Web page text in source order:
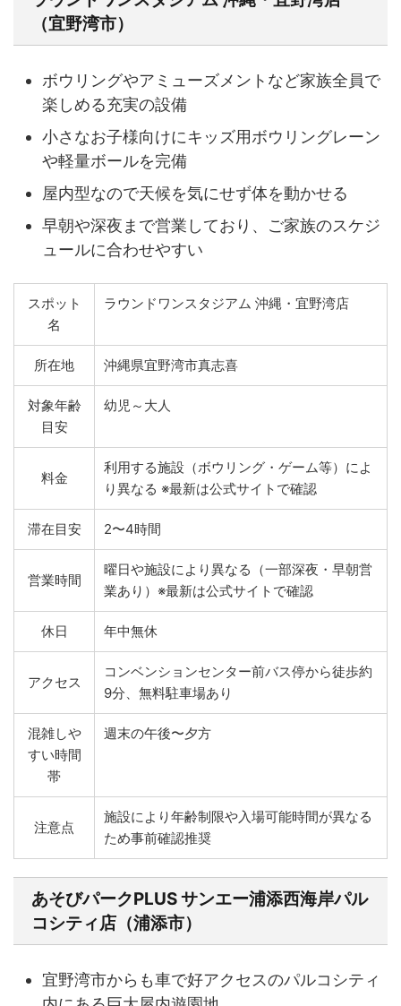
（宜野湾市）
ボウリングやアミューズメントなど家族全員で
楽しめる充実の設備
小さなお子様向けにキッズ用ボウリングレーン
や軽量ボールを完備
屋内型なので天候を気にせず体を動かせる
早朝や深夜まで営業しており、ご家族のスケジ
ュールに合わせやすい
スポット
名
ラウンドワンスタジアム 沖縄・宜野湾店
所在地 沖縄県宜野湾市真志喜
対象年齢
目安
幼児～大人
料金
利用する施設（ボウリング・ゲーム等）によ
り異なる ※最新は公式サイトで確認
滞在目安 2〜4時間
営業時間
曜日や施設により異なる（一部深夜・早朝営
業あり）※最新は公式サイトで確認
休日 年中無休
アクセス
コンベンションセンター前バス停から徒歩約
9分、無料駐車場あり
混雑しや
すい時間
帯
週末の午後〜夕方
注意点
施設により年齢制限や入場可能時間が異なる
ため事前確認推奨
あそびパークPLUS サンエー浦添西海岸パル
コシティ店（浦添市）
宜野湾市からも車で好アクセスのパルコシティ